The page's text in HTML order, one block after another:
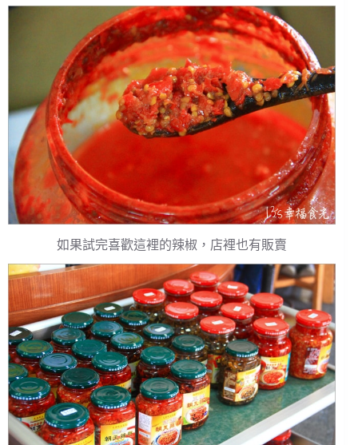
如果試完喜歡這裡的辣椒，店裡也有販賣